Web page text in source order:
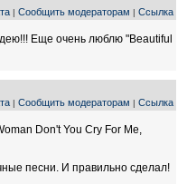
| Сообщить модераторам | Ссылка
Еще очень люблю "Beautiful
| Сообщить модераторам | Ссылка
Don't You Cry For Me,
песни. И правильно сделал!